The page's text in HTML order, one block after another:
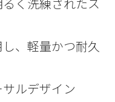
るく洗練されたス
、軽量かつ耐久
サルデザイン